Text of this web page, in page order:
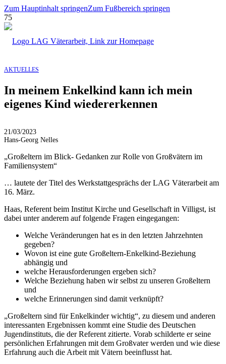
Zum Hauptinhalt springenZum Fußbereich springen
AKTUELLES
In meinem Enkelkind kann ich mein
eigenes Kind wiedererkennen
21/03/2023
Hans-Georg Nelles
„Großeltern im Blick- Gedanken zur Rolle von Großvätern im
Familiensystem“
… lautete der Titel des Werkstattgesprächs der LAG Väterarbeit am
16. März.
Haas, Referent beim Institut Kirche und Gesellschaft in Villigst, ist
dabei unter anderem auf folgende Fragen eingegangen:
Welche Veränderungen hat es in den letzten Jahrzehnten
gegeben?
Wovon ist eine gute Großeltern-Enkelkind-Beziehung
abhängig und
welche Herausforderungen ergeben sich?
Welche Beziehung haben wir selbst zu unseren Großeltern
und
welche Erinnerungen sind damit verknüpft?
„Großeltern sind für Enkelkinder wichtig“, zu diesem und anderen
interessanten Ergebnissen kommt eine Studie des Deutschen
Jugendinstituts, die der Referent zitierte. Vorab schilderte er seine
persönlichen Erfahrungen mit dem Großvater werden und wie diese
Erfahrung auch die Arbeit mit Vätern beeinflusst hat.